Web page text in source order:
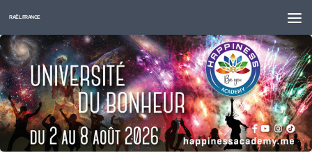
Skip to content
RAËL FRANCE